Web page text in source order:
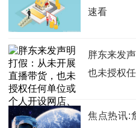
速看
胖东来发
也未授权
焦点热讯: